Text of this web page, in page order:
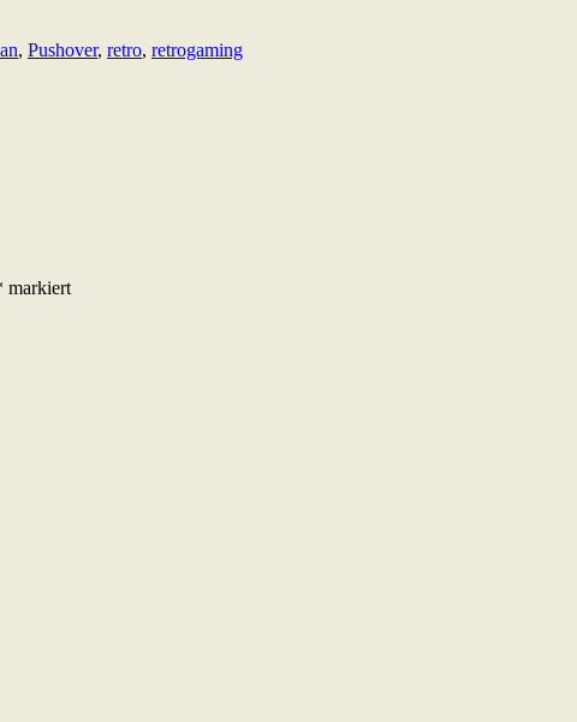
, Pushover, retro, retrogaming
markiert